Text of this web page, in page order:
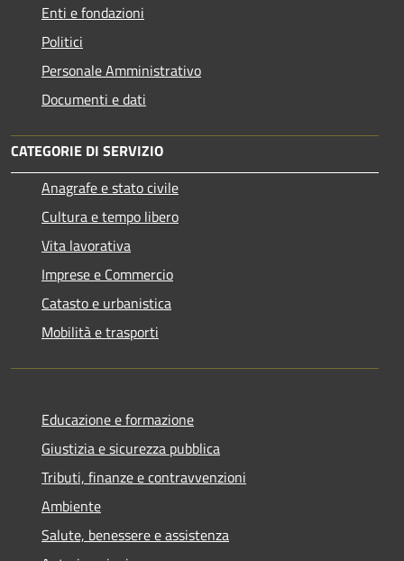
Enti e fondazioni
Politici
Personale Amministrativo
Documenti e dati
CATEGORIE DI SERVIZIO
Anagrafe e stato civile
Cultura e tempo libero
Vita lavorativa
Imprese e Commercio
Catasto e urbanistica
Mobilità e trasporti
Educazione e formazione
Giustizia e sicurezza pubblica
Tributi, finanze e contravvenzioni
Ambiente
Salute, benessere e assistenza